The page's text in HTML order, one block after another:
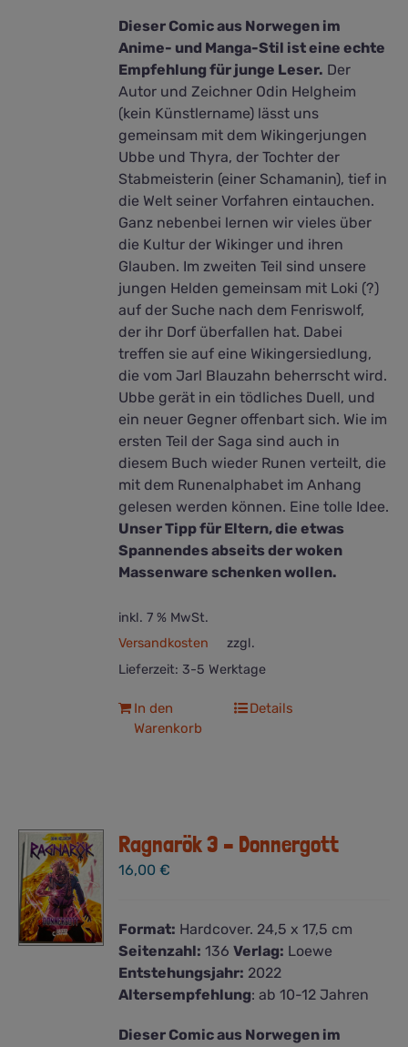
Dieser Comic aus Norwegen im
Anime- und Manga-Stil ist eine echte
Empfehlung für junge Leser. Der
Autor und Zeichner Odin Helgheim
(kein Künstlername) lässt uns
gemeinsam mit dem Wikingerjungen
Ubbe und Thyra, der Tochter der
Stabmeisterin (einer Schamanin), tief in
die Welt seiner Vorfahren eintauchen.
Ganz nebenbei lernen wir vieles über
die Kultur der Wikinger und ihren
Glauben. Im zweiten Teil sind unsere
jungen Helden gemeinsam mit Loki (?)
auf der Suche nach dem Fenriswolf,
der ihr Dorf überfallen hat. Dabei
treffen sie auf eine Wikingersiedlung,
die vom Jarl Blauzahn beherrscht wird.
Ubbe gerät in ein tödliches Duell, und
ein neuer Gegner offenbart sich. Wie im
ersten Teil der Saga sind auch in
diesem Buch wieder Runen verteilt, die
mit dem Runenalphabet im Anhang
gelesen werden können. Eine tolle Idee.
Unser Tipp für Eltern, die etwas
Spannendes abseits der woken
Massenware schenken wollen.
inkl. 7 % MwSt.
zzgl.
Versandkosten
Lieferzeit: 3-5 Werktage
In den
Warenkorb
Details
Ragnarök 3 – Donnergott
16,00€
Format: Hardcover. 24,5 x 17,5 cm
Seitenzahl: 136Verlag: Loewe
Entstehungsjahr: 2022
Altersempfehlung: ab 10-12 Jahren
Dieser Comic aus Norwegen im